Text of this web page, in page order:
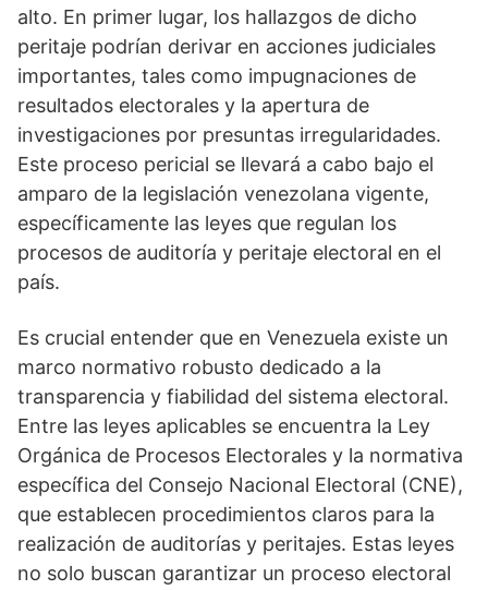
alto. En primer lugar, los hallazgos de dicho
peritaje podrían derivar en acciones judiciales
importantes, tales como impugnaciones de
resultados electorales y la apertura de
investigaciones por presuntas irregularidades.
Este proceso pericial se llevará a cabo bajo el
amparo de la legislación venezolana vigente,
específicamente las leyes que regulan los
procesos de auditoría y peritaje electoral en el
país.
Es crucial entender que en Venezuela existe un
marco normativo robusto dedicado a la
transparencia y fiabilidad del sistema electoral.
Entre las leyes aplicables se encuentra la Ley
Orgánica de Procesos Electorales y la normativa
específica del Consejo Nacional Electoral (CNE),
que establecen procedimientos claros para la
realización de auditorías y peritajes. Estas leyes
no solo buscan garantizar un proceso electoral